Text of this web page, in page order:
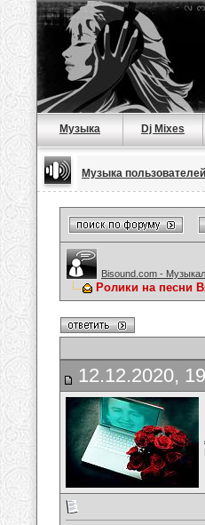
Музыка Dj Mixes
Музыка пользователей
Bisound.com -
Ролики на песни
12.12.2020,